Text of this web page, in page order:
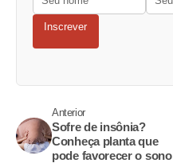
Inscrever
Anterior
Sofre de insônia?
Conheça planta que
pode favorecer o sono